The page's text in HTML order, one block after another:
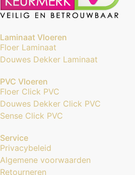
Laminaat Vloeren
Floer Laminaat
Douwes Dekker Laminaat
PVC Vloeren
Floer Click PVC
Douwes Dekker Click PVC
Sense Click PVC
Service
Privacybeleid
Algemene voorwaarden
Retourneren